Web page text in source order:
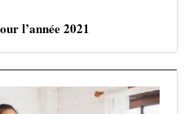
l’année 2021